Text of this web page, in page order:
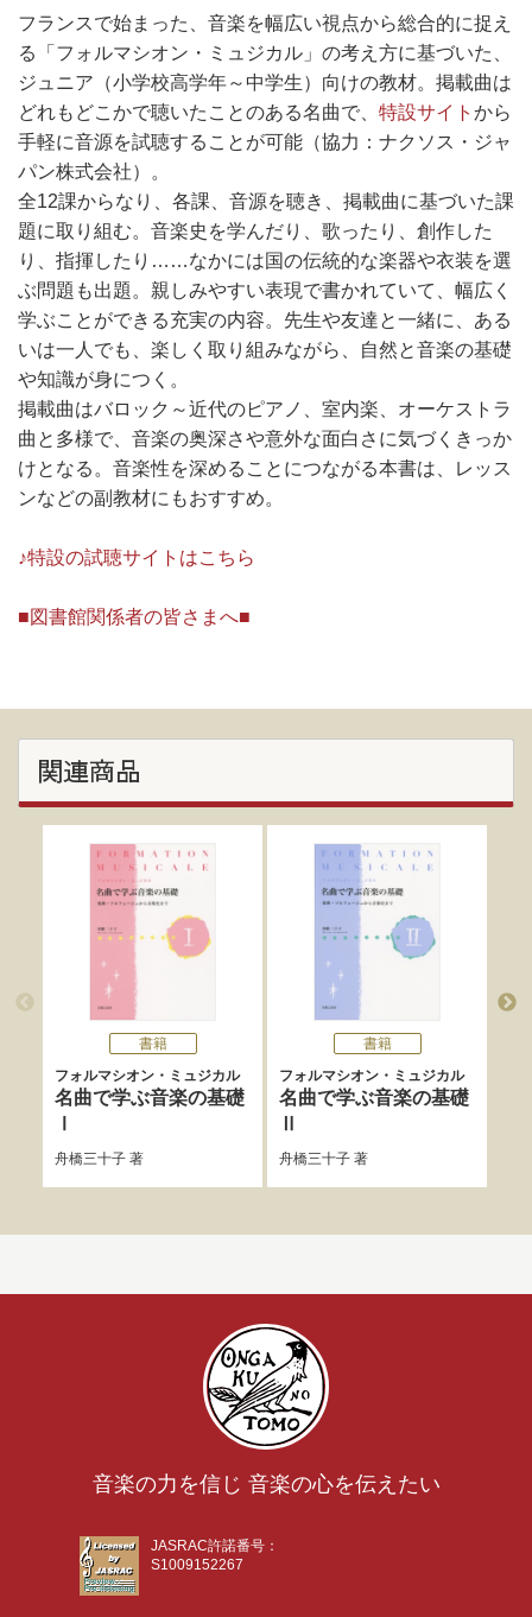
フランスで始まった、音楽を幅広い視点から総合的に捉え
る「フォルマシオン・ミュジカル」の考え方に基づいた、
ジュニア（小学校高学年～中学生）向けの教材。掲載曲は
どれもどこかで聴いたことのある名曲で、 特設サイト から
手軽に音源を試聴することが可能（協力：ナクソス・ジャ
パン株式会社）。
全12課からなり、各課、音源を聴き、掲載曲に基づいた課
題に取り組む。音楽史を学んだり、歌ったり、創作した
り、指揮したり……なかには国の伝統的な楽器や衣装を選
ぶ問題も出題。親しみやすい表現で書かれていて、幅広く
学ぶことができる充実の内容。先生や友達と一緒に、ある
いは一人でも、楽しく取り組みながら、自然と音楽の基礎
や知識が身につく。
掲載曲はバロック～近代のピアノ、室内楽、オーケストラ
曲と多様で、音楽の奥深さや意外な面白さに気づくきっか
けとなる。音楽性を深めることにつながる本書は、レッス
ンなどの副教材にもおすすめ。
♪特設の試聴サイトはこちら
■図書館関係者の皆さまへ■
関連商品
書籍
フォルマシオン・ミュジカル
名曲で学ぶ音楽の基礎
舟橋三十子著
書籍
フォルマシオン・ミュジカル
名曲で学ぶ音楽の基礎
舟橋三十子著
音楽の力を信じ 音楽の心を伝えたい
JASRAC許諾番号：
S1009152267